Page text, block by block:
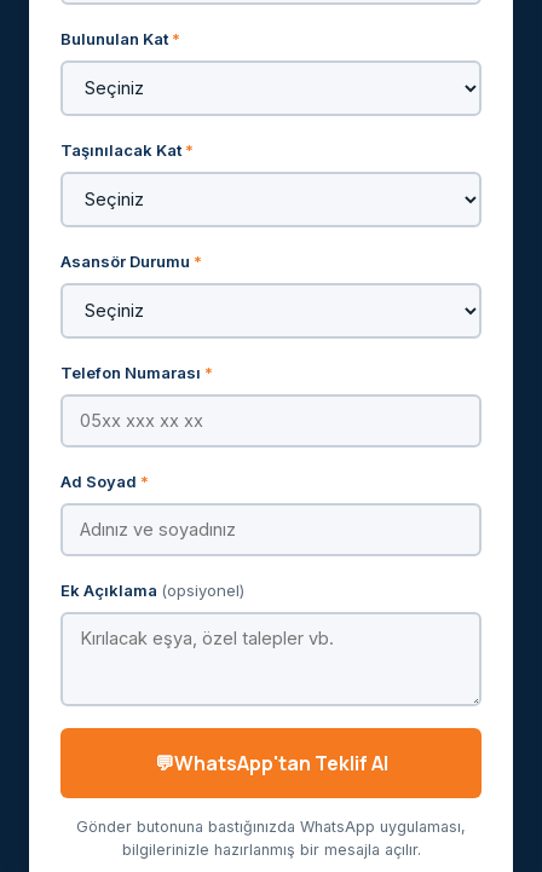
Bulunulan Kat *
Taşınılacak Kat *
Asansör Durumu *
Telefon Numarası *
Ad Soyad *
Ek Açıklama (opsiyonel)
WhatsApp'tan Teklif Al
Gönder butonuna bastığınızda WhatsApp uygulaması,
bilgilerinizle hazırlanmış bir mesajla açılır.